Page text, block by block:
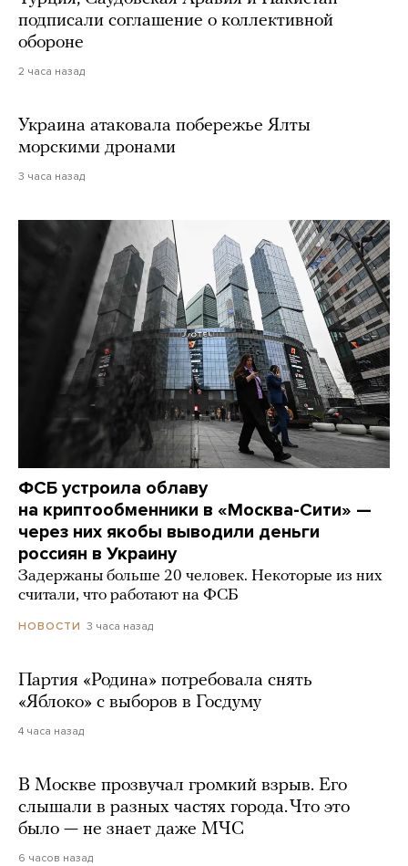
подписали соглашение о коллективной
обороне
2 часа назад
Украина атаковала побережье Ялты
морскими дронами
3 часа назад
ФСБ устроила облаву
на криптообменники в «Москва-Сити» —
через них якобы выводили деньги
россиян в Украину
Задержаны больше 20 человек. Некоторые из них
считали, что работают на ФСБ
НОВОСТИ 3 часа назад
Партия «Родина» потребовала снять
«Яблоко» с выборов в Госдуму
4 часа назад
В Москве прозвучал громкий взрыв. Его
слышали в разных частях города. Что это
было — не знает даже МЧС
6 часов назад